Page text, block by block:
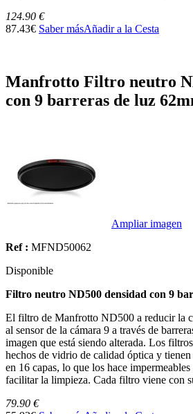
124.90 €
87.43€ Saber másAñadir a la Cesta
Manfrotto Filtro neutro
con 9 barreras de luz
Ampliar imagen
Ref : MFND50062
Disponible
Filtro neutro ND500 densidad con 9
El filtro de Manfrotto ND500 a reducir la
al sensor de la cámara 9 a través de
imagen que está siendo alterada. Los
hechos de vidrio de calidad óptica y
en 16 capas, lo que los hace
facilitar la limpieza. Cada filtro viene con
79.90 €